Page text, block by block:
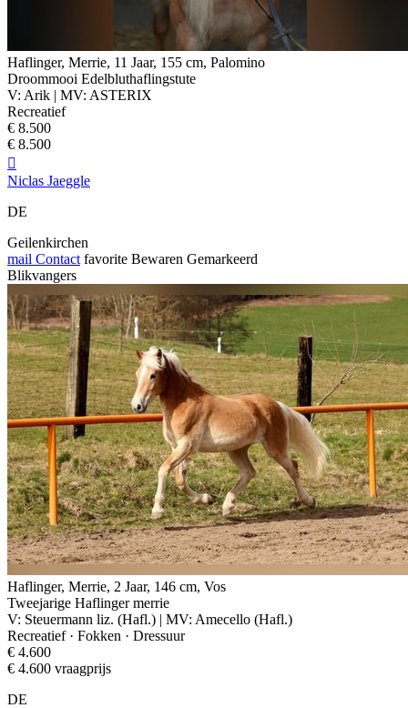
Haflinger, Merrie, 11 Jaar, 155 cm, Palomino
Droommooi Edelbluthaflingstute
V: Arik | MV: ASTERIX
Recreatief
€ 8.500
€ 8.500

Niclas Jaeggle
DE
Geilenkirchen
mail Contact favorite Bewaren Gemarkeerd
Blikvangers
Haflinger, Merrie, 2 Jaar, 146 cm, Vos
Tweejarige Haflinger merrie
V: Steuermann liz. (Hafl.) | MV: Amecello (Hafl.)
Recreatief · Fokken · Dressuur
€ 4.600
€ 4.600 vraagprijs
DE